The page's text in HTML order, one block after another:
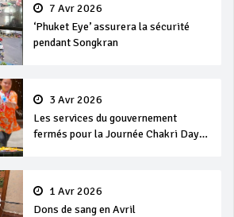
7 Avr 2026
‘Phuket Eye’ assurera la sécurité
pendant Songkran
3 Avr 2026
Les services du gouvernement
fermés pour la Journée Chakri Day
1 Avr 2026
Dons de sang en Avril